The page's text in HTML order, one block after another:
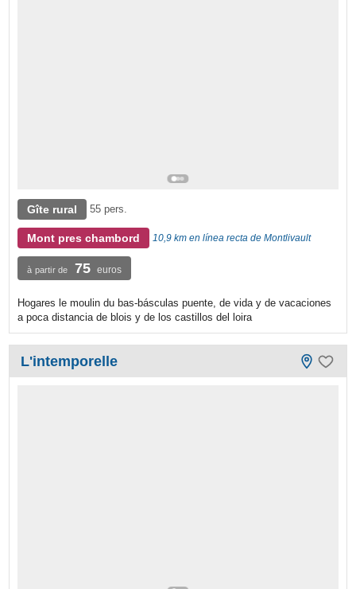
Gîte rural 55 pers.
Mont pres chambord 10,9 km en línea recta de Montlivault
à partir de 75 euros
Hogares le moulin du bas-básculas puente, de vida y de vacaciones
a poca distancia de blois y de los castillos del loira
L'intemporelle